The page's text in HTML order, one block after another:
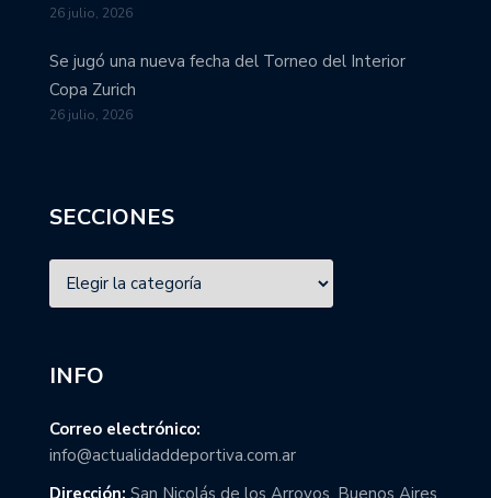
26 julio, 2026
Se jugó una nueva fecha del Torneo del Interior
Copa Zurich
26 julio, 2026
SECCIONES
INFO
Correo electrónico:
info@actualidaddeportiva.com.ar
Dirección: San Nicolás de los Arroyos, Buenos Aires,